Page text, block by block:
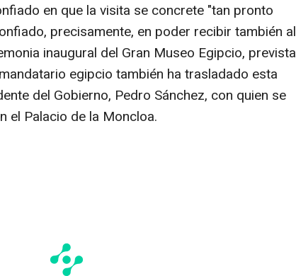
en que la visita se concrete "tan pronto
precisamente, en poder recibir también al
inaugural del Gran Museo Egipcio, prevista
egipcio también ha trasladado esta
del Gobierno, Pedro Sánchez, con quien se
el Palacio de la Moncloa.